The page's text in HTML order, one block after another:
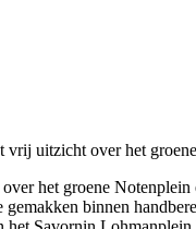
vrij uitzicht over het
het groene
gemakken binnen